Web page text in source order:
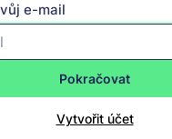
e-mail
Pokračovat
Vytvořit účet